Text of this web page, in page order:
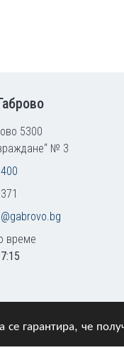
се гарантира, че
5300
№ 3
време
Всички права